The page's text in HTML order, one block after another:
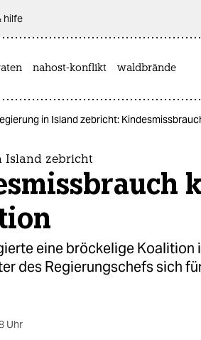
hilfe
nahost-konflikt waldbrände
in Island zebricht:
Island zebricht
eine bröckelige Koalition
des Regierungschefs sich
Uhr